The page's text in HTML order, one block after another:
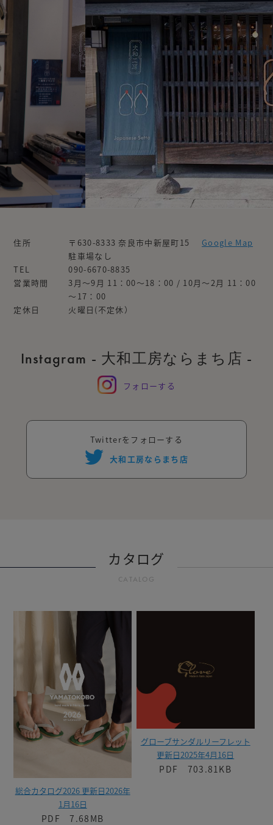
住所 〒630-8333 奈良市中新屋町15
Google Map
駐車場なし
TEL
090-6670-8835
営業時間
3月～9月 11：00～18：00 / 10月～2月 11：00
～17：00
定休日
火曜日(不定休）
Instagram - 大和工房ならまち店 -
フォローする
Twitterをフォローする
大和工房ならまち店
カタログ
CATALOG
総合カタログ2026 更新日2026年
1月16日
PDF 7.68MB
グローブサンダルリーフレット
更新日2025年4月16日
PDF 703.81KB